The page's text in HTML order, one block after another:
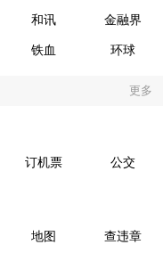
和讯 金融界
铁血 环球
更多
订机票 公交
地图 查违章